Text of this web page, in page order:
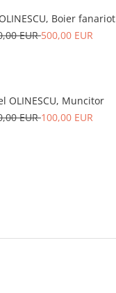
Boier fanariot
EUR500,00 EUR
OLINESCU, Muncitor
EUR100,00 EUR